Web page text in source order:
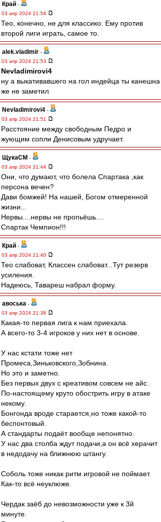
Край -
03 апр 2024 21:54
Тео, конечно, не для классико. Ему против
второй лиги играть, самое то.
alek.vladimir -
03 апр 2024 21:53
Nevladimirovi4
ну а выкативавшего на гол индейца ты канешна
же не заметил
Nevladimirovi4 -
03 апр 2024 21:51
Расстояние между свободным Педро и
жующим сопли Денисовым удручает.
ЩукаСМ -
03 апр 2024 21:44
Они, что думают, что болела Спартака ,как
персона вечен?
Дави бомжей! На нашей, Богом отмеренной
жизни...
Нервы....нервы не пропьёшь....
Спартак Чемпион!!!
Край -
03 апр 2024 21:40
Тео слабоват, Классен слабоват...Тут резерв
усиления.
Надеюсь, Тавареш набрал форму.
авоська -
03 апр 2024 21:38
Какая-то первая лига к нам приехала.
А всего-то 3-4 игроков у них нет в основе.
У нас кстати тоже нет
Промеса,Зиньковского,Зобнина.
Но это и заметно.
Без первых двух с креативом совсем не айс.
По-настоящему круто обострить игру в атаке
некому.
Бонгонда вроде старается,но тоже какой-то
беспонтовый.
А стандарты подаёт вообще непонятно.
У нас два столба ждут подачи,а он всё херачит
в недодачу на ближнюю штангу.
Соболь тоже никак ритм игровой не поймает.
Как-то всё неуклюже.
Чердак заёб до невозможности уже к 3й
минуте.